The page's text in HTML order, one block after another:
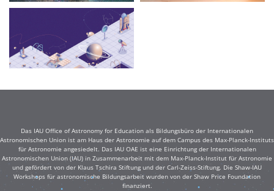
Das IAU Office of Astronomy for Education als Bildungsbüro der Internationalen
Astronomischen Union ist am Haus der Astronomie auf dem Campus des Max-Planck-Instituts
für Astronomie angesiedelt. Das IAU OAE ist eine Einrichtung der Internationalen
Astronomischen Union (IAU) in Zusammenarbeit mit dem Max-Planck-Institut für Astronomie
und gefördert von der Klaus Tschira Stiftung und der Carl-Zeiss-Stiftung. Die Shaw-IAU
Workshops für astronomische Bildungsarbeit wurden von der Shaw Price Foundation
finanziert.